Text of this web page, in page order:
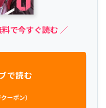
で今すぐ読む ／
で読む
ーポン）